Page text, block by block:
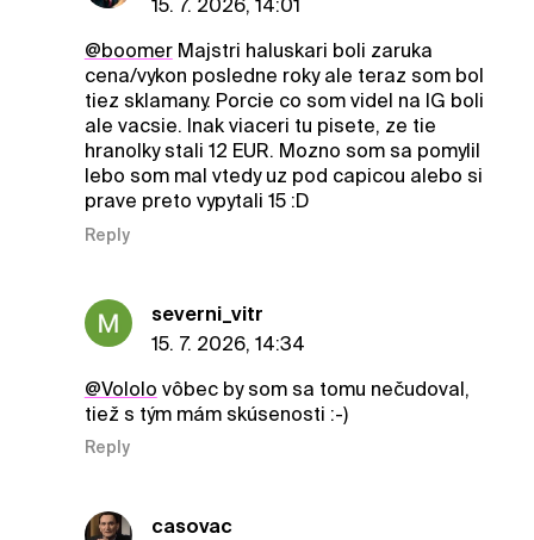
15. 7. 2026, 14:01
@boomerMajstri haluskari boli zaruka
cena/vykon posledne roky ale teraz som bol
tiez sklamany. Porcie co som videl na IG boli
ale vacsie. Inak viaceri tu pisete, ze tie
hranolky stali 12 EUR. Mozno som sa pomylil
lebo som mal vtedy uz pod capicou alebo si
prave preto vypytali 15 :D
Reply
severni_vitr
15. 7. 2026, 14:34
@Vololo vôbec by som sa tomu nečudoval,
tiež s tým mám skúsenosti :-)
Reply
casovac